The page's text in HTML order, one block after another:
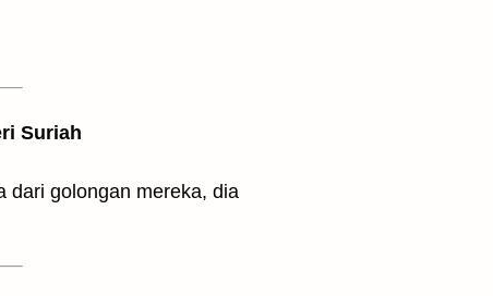
Suriah
dari golongan mereka, dia